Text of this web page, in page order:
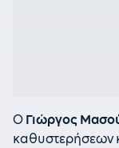
O Γιώργος
καθυστερήσεων